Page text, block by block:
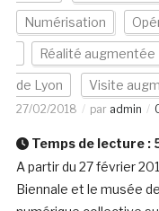
Numérisation
Réalité augmentée
de Lyon Visite
27/02/2018 par admin
Temps de lecture :
A partir du 27 février
Biennale et le musée